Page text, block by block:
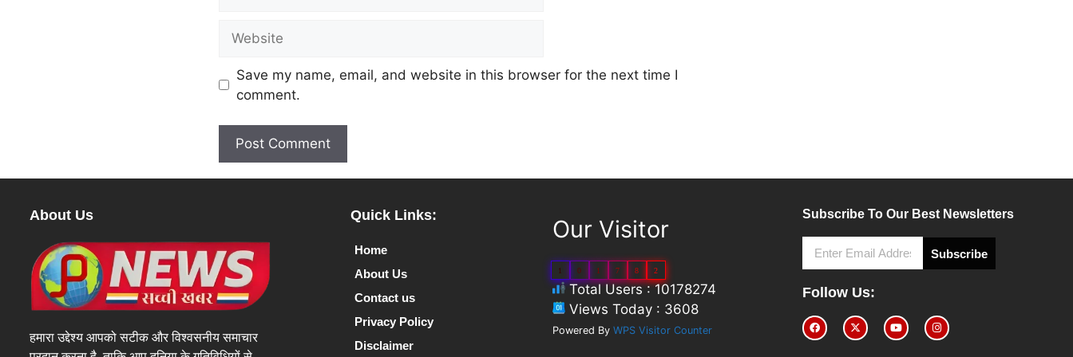
Save my name, email, and website in this browser for the next time I
comment.
About Us
हमारा उद्देश्य आपको सटीक और विश्वसनीय समाचार
Quick Links:
Home
About Us
Contact us
Privacy Policy
Disclaimer
Our Visitor
1 0 1 7 8 2
Total Users : 10178274
Views Today : 3608
Powered By WPS Visitor Counter
Subscribe To Our Best Newsletters
Subscribe
Follow Us: